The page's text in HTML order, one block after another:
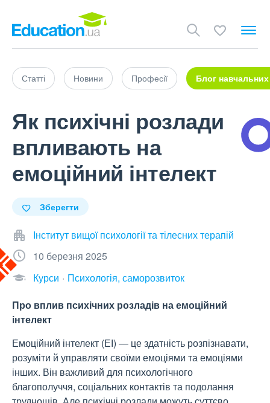
Статті Новини Професії Блог навчальних
Як психічні розлади
впливають на
емоційний інтелект
Зберегти
Інститут вищої психології та тілесних терапій
10 березня 2025
Курси
Психологія, саморозвиток
Про вплив психічних розладів на емоційний
інтелект
Емоційний інтелект (ЕІ) — це здатність розпізнавати,
розуміти й управляти своїми емоціями та емоціями
інших. Він важливий для психологічного
благополуччя, соціальних контактів та подолання